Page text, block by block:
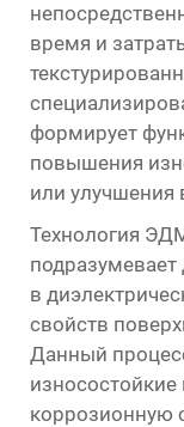
время и
формирует
повышения
или улучшения
Технология
в
свойств
Данный
коррозионную